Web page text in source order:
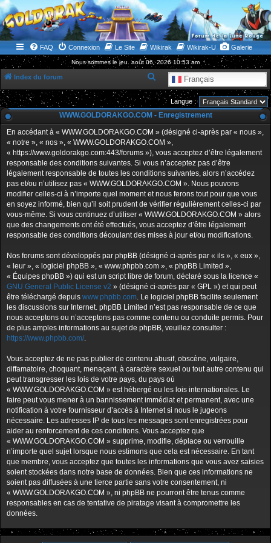
WWW.GOLDORAKGO.COM
le site de la Lune Rouge
FAQ Connexion Le Site Wikirak Wikirak-U Galerie
Nous sommes le jeu. août 06, 2026 10:53 am
Index du forum Français
e
c
h
e
c
h
e
r
Langue :
WWW.GOLDORAKGO.COM - Enregistrement
En accédant à « WWW.GOLDORAKGO.COM » (désigné ci-après par « nous »,
« notre », « nos », « WWW.GOLDORAKGO.COM »,
« https://www.goldorakgo.com:443/forums »), vous acceptez d’être légalement
responsable des conditions suivantes. Si vous n’acceptez pas d’être
légalement responsable de toutes les conditions suivantes, alors n’accédez
pas et/ou n’utilisez pas « WWW.GOLDORAKGO.COM ». Nous pouvons
modifier celles-ci à n’importe quel moment et nous ferons tout pour que vous
en soyez informé, bien qu’il soit prudent de vérifier régulièrement celles-ci par
vous-même. Si vous continuez d’utiliser « WWW.GOLDORAKGO.COM » alors
que des changements ont été effectués, vous acceptez d’être légalement
responsable des conditions découlant des mises à jour et/ou modifications.
Nos forums sont développés par phpBB (désigné ci-après par « ils », « eux »,
« leur », « logiciel phpBB », « www.phpbb.com », « phpBB Limited »,
« Équipes phpBB ») qui est un script libre de forum, déclaré sous la licence «
GNU General Public License v2 » (désigné ci-après par « GPL ») et qui peut
être téléchargé depuis www.phpbb.com. Le logiciel phpBB facilite seulement
les discussions sur Internet. phpBB Limited n’est pas responsable de ce que
nous acceptons ou n’acceptons pas comme contenu ou conduite permis. Pour
de plus amples informations au sujet de phpBB, veuillez consulter :
https://www.phpbb.com/.
Vous acceptez de ne pas publier de contenu abusif, obscène, vulgaire,
diffamatoire, choquant, menaçant, à caractère sexuel ou tout autre contenu qui
peut transgresser les lois de votre pays, du pays où
« WWW.GOLDORAKGO.COM » est hébergé ou les lois internationales. Le
faire peut vous mener à un bannissement immédiat et permanent, avec une
notification à votre fournisseur d’accès à Internet si nous le jugeons
nécessaire. Les adresses IP de tous les messages sont enregistrées pour
aider au renforcement de ces conditions. Vous acceptez que
« WWW.GOLDORAKGO.COM » supprime, modifie, déplace ou verrouille
n’importe quel sujet lorsque nous estimons que cela est nécessaire. En tant
que membre, vous acceptez que toutes les informations que vous avez saisies
soient stockées dans notre base de données. Bien que ces informations ne
soient pas diffusées à une tierce partie sans votre consentement, ni
« WWW.GOLDORAKGO.COM », ni phpBB ne pourront être tenus comme
responsables en cas de tentative de piratage visant à compromettre les
données.